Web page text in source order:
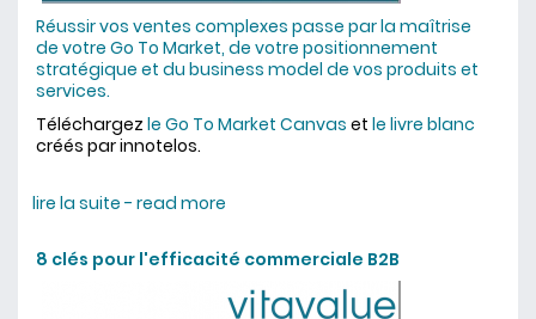
Réussir vos ventes complexes passe par la maîtrise
de votre Go To Market, de votre positionnement
stratégique et du business model de vos produits et
services.
Téléchargez le Go To Market Canvas et le livre blanc
créés par innotelos.
lire la suite - read more
8 clés pour l'efficacité commerciale B2B